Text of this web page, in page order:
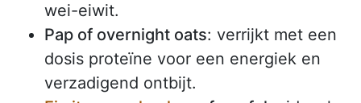
wei-eiwit.
Pap of overnight oats: verrijkt met een
dosis proteïne voor een energiek en
verzadigend ontbijt.